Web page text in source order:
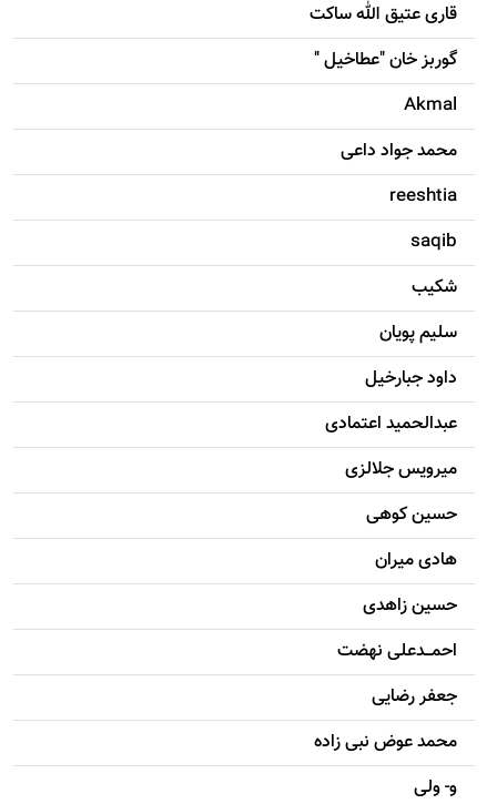
قاری عتیق الله ساکت
گوربز خان "عطاخیل "
Akmal
محمد جواد داعی
reeshtia
saqib
شکيب
سليم پویان
داود جبارخیل
عبدالحمید اعتمادی
میرویس جلالزی
حسين کوهی
هادی ميران
حسين زاهدی
احمـــدعلی نهضت
جعفر رضایی
محمد عوض نبی زاده
و- ولی